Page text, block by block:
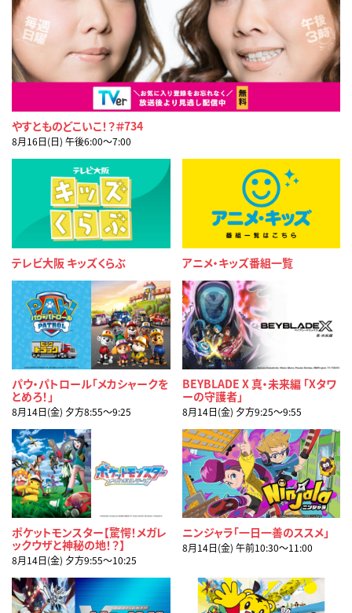
やすとものどこいこ！？＃734
8月16日(日) 午後6:00〜7:00
テレビ大阪 キッズくらぶ アニメ・キッズ番組一覧
パウ・パトロール「メカシャークを
とめろ！」
8月14日(金) 夕方8:55〜9:25
BEYBLADE X 真・未来編 「Xタワ
ーの守護者」
8月14日(金) 夕方9:25〜9:55
ポケットモンスター【驚愕！メガレ
ックウザと神秘の地！？】
8月14日(金) 夕方9:55〜10:25
ニンジャラ「一日一善のススメ」
8月14日(金) 午前10:30〜11:00